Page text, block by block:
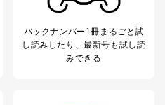
バックナンバー1冊まるごと試
し読み したり、最新号も試し読
みできる